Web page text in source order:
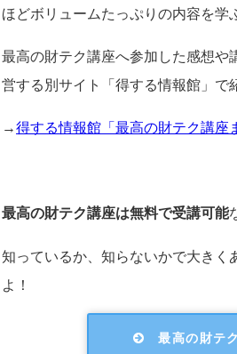
ほどボリュームたっぷりの内容を学
最高の財テク講座へ参加した感想や
営する別サイト「得する情報館」で
→得する情報館「最高の財テク講座
最高の財テク講座は無料で受講可能
知っているか、知らないかで大きく
よ！
最高の財テ